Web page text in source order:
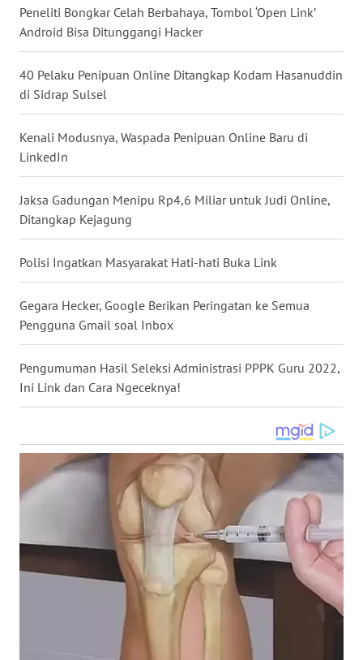
Peneliti Bongkar Celah Berbahaya, Tombol ‘Open Link’
Android Bisa Ditunggangi Hacker
40 Pelaku Penipuan Online Ditangkap Kodam Hasanuddin
di Sidrap Sulsel
Kenali Modusnya, Waspada Penipuan Online Baru di
LinkedIn
Jaksa Gadungan Menipu Rp4,6 Miliar untuk Judi Online,
Ditangkap Kejagung
Polisi Ingatkan Masyarakat Hati-hati Buka Link
Gegara Hecker, Google Berikan Peringatan ke Semua
Pengguna Gmail soal Inbox
Pengumuman Hasil Seleksi Administrasi PPPK Guru 2022,
Ini Link dan Cara Ngeceknya!
BABEL
WN
SUMBAR
WN
SUMSEL
WN
BENGKULU
WN
LAMPUNG
WN
JATENG
WN
WN
JOGJA